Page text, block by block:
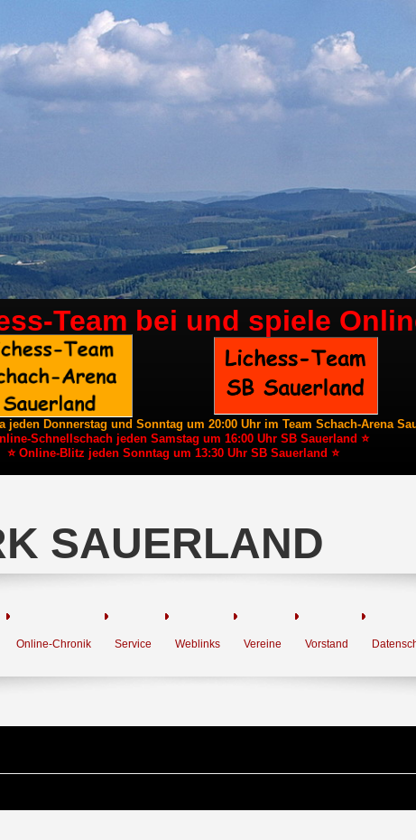
Team bei und spiele
jeden Donnerstag und Sonntag um 20:00 Uhr im Team Schach-Arena
Schnellschach jeden Samstag um 16:00 Uhr SB Sauerland ⭐
⭐ Online-Blitz jeden Sonntag um 13:30 Uhr SB Sauerland ⭐
SAUERLAND
Online-Chronik Service Weblinks Vereine Vorstand